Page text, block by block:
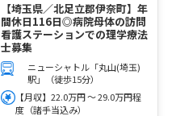
【埼玉県／北足立郡伊奈町】年
間休日116日◎病院母体の訪問
看護ステーションでの理学療法
士募集
ニューシャトル「丸山(埼玉)
駅」（徒歩15分）
【月収】22.0万円 ～ 29.0万円程
度（諸手当込み）